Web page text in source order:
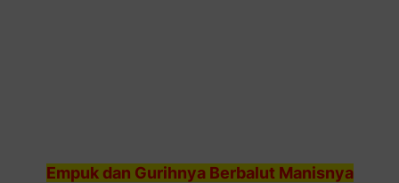
Empuk dan Gurihnya Berbalut Manisnya